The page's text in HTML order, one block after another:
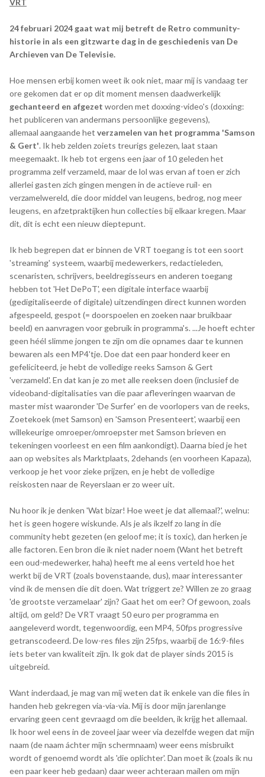
VRT
24 februari 2024 gaat wat mij betreft de Retro community-
historie in als een gitzwarte dag in de geschiedenis van De
Archieven van De Televisie.
Hoe mensen erbij komen weet ik ook niet, maar mij is vandaag ter
ore gekomen dat er op dit moment mensen daadwerkelijk
gechanteerd en afgezet worden met doxxing-video's (doxxing:
het publiceren van andermans persoonlijke gegevens),
allemaal aangaande het verzamelen van het programma 'Samson
& Gert'. Ik heb zelden zoiets treurigs gelezen, laat staan
meegemaakt. Ik heb tot ergens een jaar of 10 geleden het
programma zelf verzameld, maar de lol was ervan af toen er zich
allerlei gasten zich gingen mengen in de actieve ruil- en
verzamelwereld, die door middel van leugens, bedrog, nog meer
leugens, en afzetpraktijken hun collecties bij elkaar kregen. Maar
dit, dit is echt een nieuw dieptepunt.
Ik heb begrepen dat er binnen de VRT toegang is tot een soort
'streaming' systeem, waarbij medewerkers, redactieleden,
scenaristen, schrijvers, beeldregisseurs en anderen toegang
hebben tot 'Het DePoT', een digitale interface waarbij
(gedigitaliseerde of digitale) uitzendingen direct kunnen worden
afgespeeld, gespot (= doorspoelen en zoeken naar bruikbaar
beeld) en aanvragen voor gebruik in programma's. ...Je hoeft echter
geen héél slimme jongen te zijn om die opnames daar te kunnen
bewaren als een MP4'tje. Doe dat een paar honderd keer en
gefeliciteerd, je hebt de volledige reeks Samson & Gert
'verzameld'. En dat kan je zo met alle reeksen doen (inclusief de
videoband-digitalisaties van die paar afleveringen waarvan de
master mist waaronder 'De Surfer' en de voorlopers van de reeks,
Zoetekoek (met Samson) en 'Samson Presenteert', waarbij een
willekeurige omroeper/omroepster met Samson brieven en
tekeningen voorleest en een film aankondigt). Daarna bied je het
aan op websites als Marktplaats, 2dehands (en voorheen Kapaza),
verkoop je het voor zieke prijzen, en je hebt de volledige
reiskosten naar de Reyerslaan er zo weer uit.
Nu hoor ik je denken 'Wat bizar! Hoe weet je dat allemaal?', welnu:
het is geen hogere wiskunde. Als je als ikzelf zo lang in die
community hebt gezeten (en geloof me; it is toxic), dan herken je
alle factoren. Een bron die ik niet nader noem (Want het betreft
een oud-medewerker, haha) heeft me al eens verteld hoe het
werkt bij de VRT (zoals bovenstaande, dus), maar interessanter
vind ik de mensen die dit doen. Wat triggert ze? Willen ze zo graag
'de grootste verzamelaar' zijn? Gaat het om eer? Of gewoon, zoals
altijd, om geld? De VRT vraagt 50 euro per programma en
aangeleverd wordt, tegenwoordig, een MP4, 50fps progressive
getranscodeerd. De low-res files zijn 25fps, waarbij de 16:9-files
iets beter van kwaliteit zijn. Ik gok dat de player sinds 2015 is
uitgebreid.
Want inderdaad, je mag van mij weten dat ik enkele van die files in
handen heb gekregen via-via-via. Mij is door mijn jarenlange
ervaring geen cent gevraagd om die beelden, ik krijg het allemaal.
Ik hoor wel eens in de zoveel jaar weer via dezelfde wegen dat mijn
naam (de naam áchter mijn schermnaam) weer eens misbruikt
wordt of genoemd wordt als 'die oplichter'. Dan moet ik (zoals ik nu
een paar keer heb gedaan) daar weer achteraan mailen om mijn